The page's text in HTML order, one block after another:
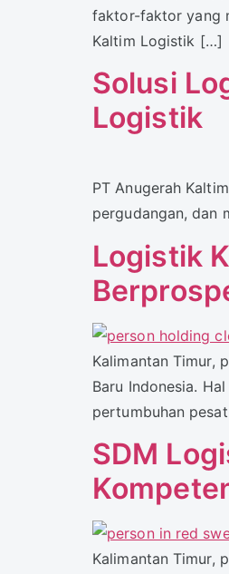
faktor-faktor yang
Kaltim Logistik […]
Solusi
Logistik
PT Anugerah
pergudangan, dan
Logistik
Kalimantan Timur,
Baru Indonesia.
pertumbuhan
SDM
Kalimantan Timur,